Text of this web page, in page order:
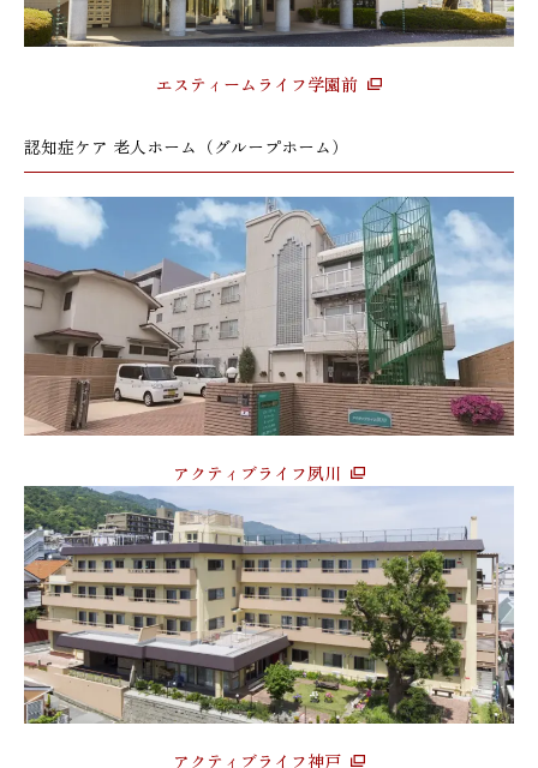
エスティームライフ学園前
認知症ケア 老人ホーム（グループホーム）
アクティブライフ夙川
アクティブライフ神戸